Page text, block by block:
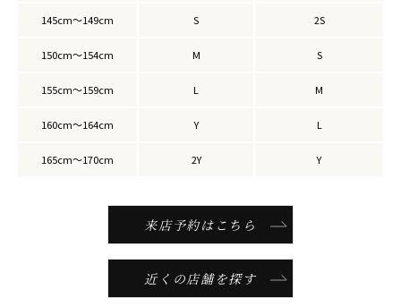
145cm～149cm S 2S
150cm～154cm M S
155cm～159cm L M
160cm～164cm Y L
165cm～170cm 2Y Y
来店予約はこちら
近くの店舗を探す